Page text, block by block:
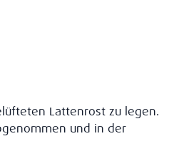
Lattenrost zu legen.
und in der